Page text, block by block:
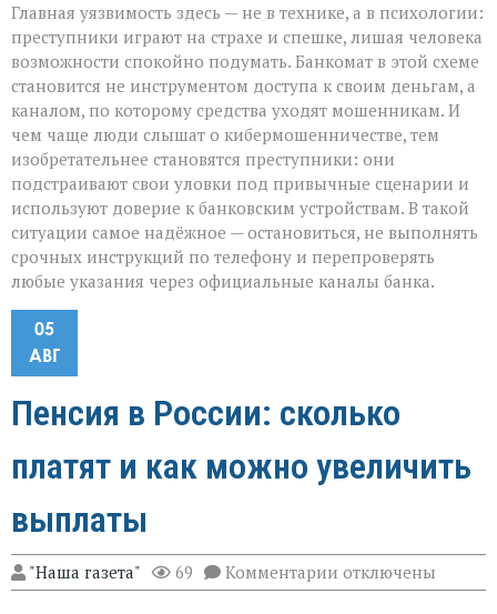
Главная уязвимость здесь — не в технике, а в психологии:
преступники играют на страхе и спешке, лишая человека
возможности спокойно подумать. Банкомат в этой схеме
становится не инструментом доступа к своим деньгам, а
каналом, по которому средства уходят мошенникам. И
чем чаще люди слышат о кибермошенничестве, тем
изобретательнее становятся преступники: они
подстраивают свои уловки под привычные сценарии и
используют доверие к банковским устройствам. В такой
ситуации самое надёжное — остановиться, не выполнять
срочных инструкций по телефону и перепроверять
любые указания через официальные каналы банка.
05
АВГ
Пенсия в России: сколько
платят и как можно увеличить
выплаты
"Наша газета" 69 Комментарии к
записи
отключены